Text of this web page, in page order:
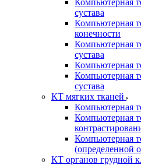
Компьютерная
сустава
Компьютерная
конечности
Компьютерная
сустава
Компьютерная
Компьютерная
сустава
КТ мягких тканей
Компьютерная
Компьютерная
Компьютерная
(определенной
КТ органов грудной